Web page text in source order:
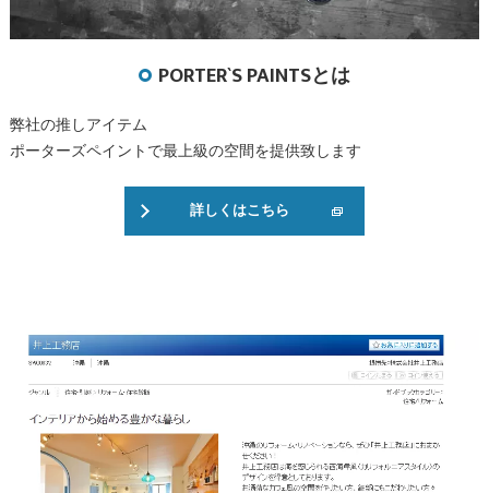
PORTER`S PAINTSとは
弊社の推しアイテム
ポーターズペイントで最上級の空間を提供致します
詳しくはこちら